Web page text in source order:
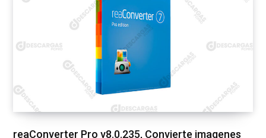
reaConverter Pro v8.0.235, Convierte imagenes